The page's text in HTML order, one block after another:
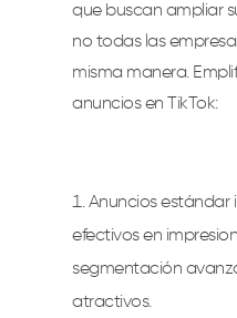
que buscan ampliar
no todas las
misma manera.
anuncios en TikTok:
Anuncios estándar
efectivos en
segmentación
atractivos.